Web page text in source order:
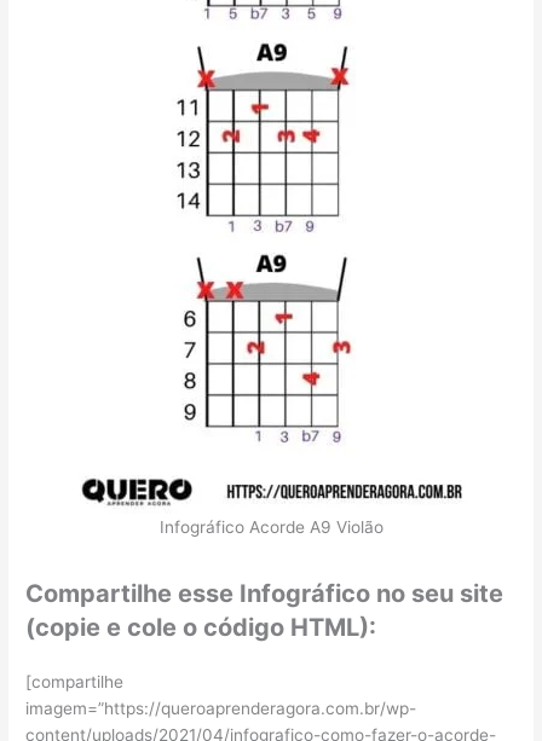
Infográfico Acorde A9 Violão
Compartilhe esse Infográfico no seu site
(copie e cole o código HTML):
[compartilhe
imagem=”https://queroaprenderagora.com.br/wp-
content/uploads/2021/04/infografico-como-fazer-o-acorde-